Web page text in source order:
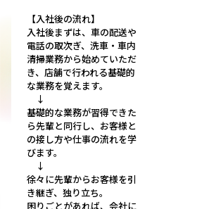
【入社後の流れ】
入社後まずは、車の配送や
電話の取次ぎ、洗車・車内
清掃業務から始めていただ
き、店舗で行われる基礎的
な業務を覚えます。
↓
基礎的な業務が習得できた
ら先輩と同行し、お客様と
の接し方や仕事の流れを学
びます。
↓
徐々に先輩からお客様を引
き継ぎ、独り立ち。
困りごとがあれば、会社に